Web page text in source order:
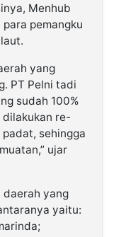
Menhub
pemangku
yang
PT Pelni tadi
sudah 100%
re-
sehingga
ujar
daerah yang
yaitu: